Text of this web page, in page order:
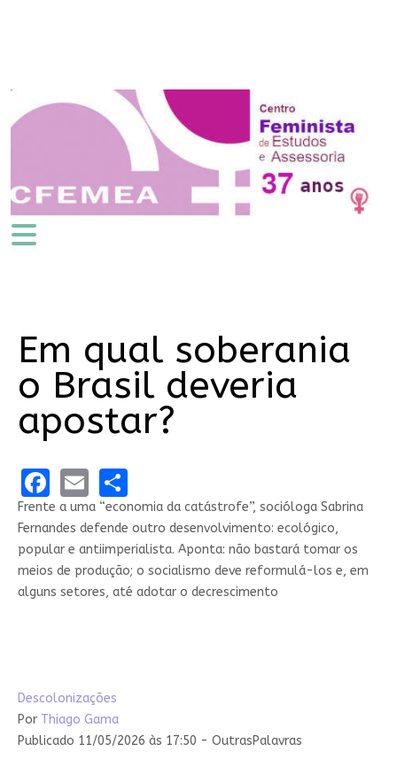
Em qual soberania
o Brasil deveria
apostar?
Facebook
EmailShare
Frente a uma “economia da catástrofe”, socióloga Sabrina
Fernandes defende outro desenvolvimento: ecológico,
popular e antiimperialista. Aponta: não bastará tomar os
meios de produção; o socialismo deve reformulá-los e, em
alguns setores, até adotar o decrescimento
Descolonizações
Por Thiago Gama
Publicado 11/05/2026 às 17:50 - OutrasPalavras